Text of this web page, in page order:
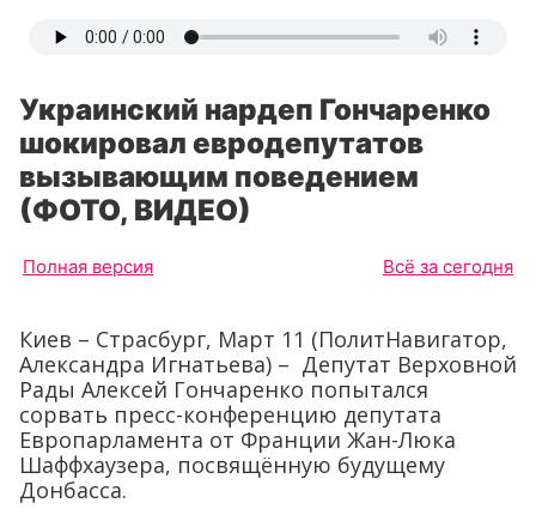
Украинский нардеп Гончаренко
шокировал евродепутатов
вызывающим поведением
(ФОТО, ВИДЕО)
Полная версия Всё за сегодня
Киев – Страсбург, Март 11 (ПолитНавигатор,
Александра Игнатьева) – Депутат Верховной
Рады Алексей Гончаренко попытался
сорвать пресс-конференцию депутата
Европарламента от Франции Жан-Люка
Шаффхаузера, посвящённую будущему
Донбасса.